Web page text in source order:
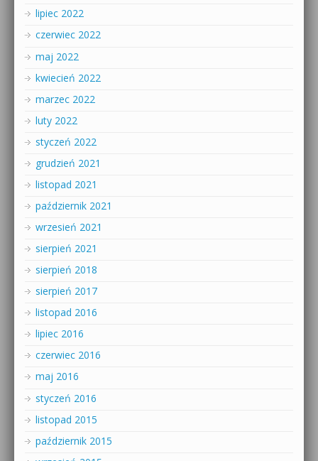
lipiec 2022
czerwiec 2022
maj 2022
kwiecień 2022
marzec 2022
luty 2022
styczeń 2022
grudzień 2021
listopad 2021
październik 2021
wrzesień 2021
sierpień 2021
sierpień 2018
sierpień 2017
listopad 2016
lipiec 2016
czerwiec 2016
maj 2016
styczeń 2016
listopad 2015
październik 2015